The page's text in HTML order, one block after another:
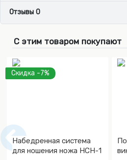
Отзывы 0
С этим товаром покупают
Скидка -7%
Набедренная система
для ношения ножа НСН-1